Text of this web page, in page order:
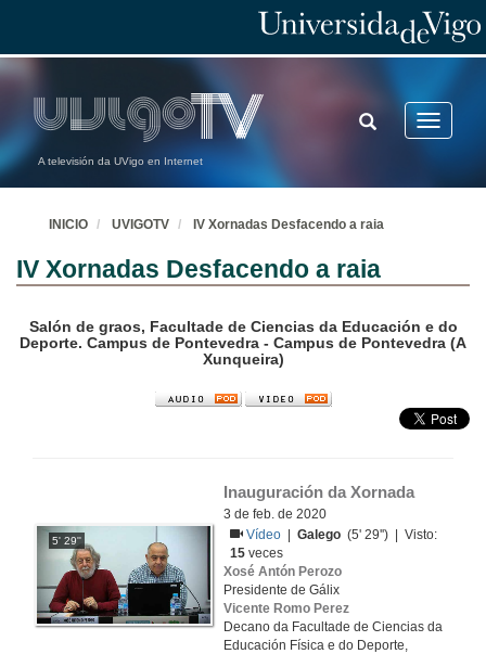
A televisión da UVigo en Internet
Toggle
TOGGLE
SEARCH
INICIO UVIGOTV IV Xornadas Desfacendo a raia
IV Xornadas Desfacendo a raia
Salón de graos, Facultade de Ciencias da Educación e do
Deporte. Campus de Pontevedra - Campus de Pontevedra (A
Xunqueira)
5' 29''
Inauguración da Xornada
3 de feb. de 2020
Vídeo
|Galego (5' 29'') | Visto:
15 veces
Xosé Antón Perozo
Presidente de Gálix
Vicente Romo Perez
Decano da Facultade de Ciencias da
Educación Física e do Deporte,